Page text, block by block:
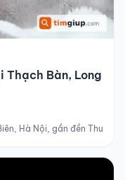
Thạch Bàn, Long
Hà Nội, gần đền Thượng